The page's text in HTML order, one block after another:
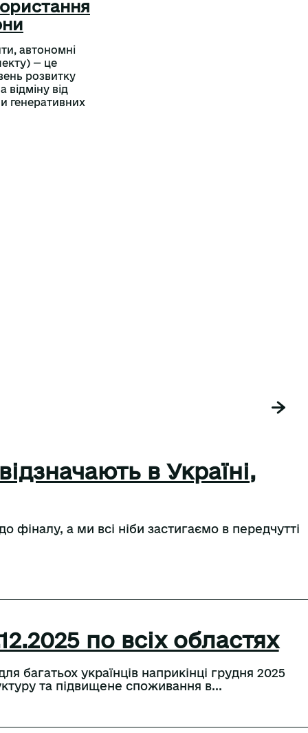
автономні
— це
розвитку
відміну від
генеративних
в Україні,
фіналу, а ми всі ніби застигаємо в передчутті
по всіх областях
багатьох українців наприкінці грудня 2025
та підвищене споживання в...